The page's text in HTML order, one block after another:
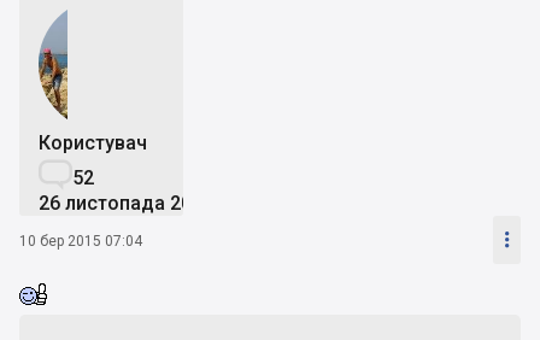
Користувач
52
26 листопада 2014
10 бер 2015 07:04 